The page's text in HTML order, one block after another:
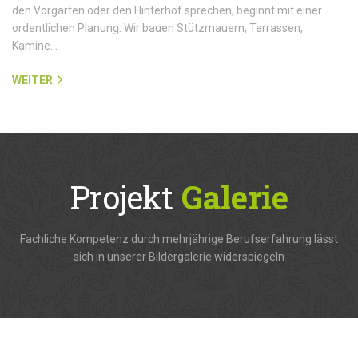
den Vorgarten oder den Hinterhof sprechen, beginnt mit einer
ordentlichen Planung. Wir bauen Stützmauern, Terrassen,
Kamine…
WEITER
Projekt Galerie
Fachliche Kompetenz durch mehrjährige Berufserfahrung lässt
sich in unserer Bildergalerie widerspiegeln